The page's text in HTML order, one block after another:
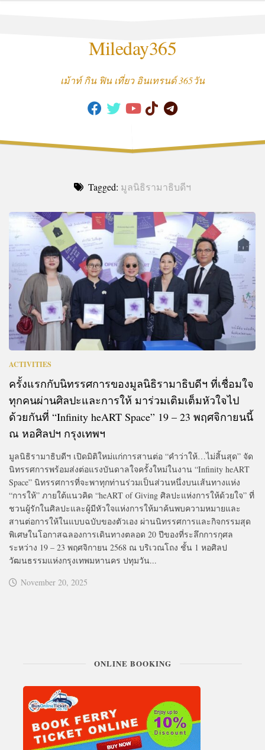
Mileday365
เม้าท์ กิน ฟิน เที่ยว อินเทรนด์ 365วัน
Tagged: มูลนิธิรามาธิบดีฯ
ACTIVITIES
ครั้งแรกกับนิทรรศการของมูลนิธิรามาธิบดีฯ ที่เชื่อมใจ
ทุกคนผ่านศิลปะและการให้ มาร่วมเติมเต็มหัวใจไป
ด้วยกันที่ “Infinity heART Space” 19 – 23 พฤศจิกายนนี้
ณ หอศิลปฯ กรุงเทพฯ
มูลนิธิรามาธิบดีฯ เปิดมิติใหม่แก่การสานต่อ “คำว่าให้…ไม่สิ้นสุด” จัด
นิทรรศการพร้อมส่งต่อแรงบันดาลใจครั้งใหม่ในงาน “Infinity heART
Space” นิทรรศการที่จะพาทุกท่านร่วมเป็นส่วนหนึ่งบนเส้นทางแห่ง
“การให้” ภายใต้แนวคิด “heART of Giving ศิลปะแห่งการให้ด้วยใจ” ที่
ชวนผู้รักในศิลปะและผู้มีหัวใจแห่งการให้มาค้นพบความหมายและ
สานต่อการให้ในแบบฉบับของตัวเอง ผ่านนิทรรศการและกิจกรรมสุด
พิเศษในโอกาสฉลองการเดินทางตลอด 20 ปีของที่ระลึกการกุศล
ระหว่าง 19 – 23 พฤศจิกายน 2568 ณ บริเวณโถง ชั้น 1 หอศิลป
วัฒนธรรมแห่งกรุงเทพมหานคร ปทุมวัน...
November 20, 2025
ONLINE BOOKING